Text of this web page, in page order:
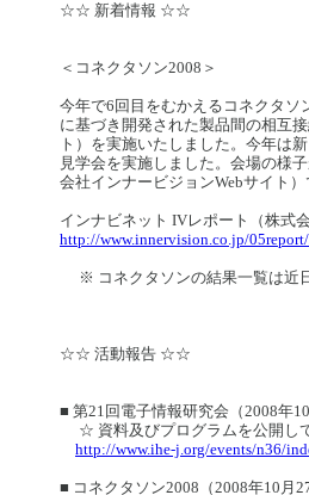
☆☆ 新着情報 ☆☆
＜コネクタソン2008＞
今年で6回目をむかえるコネクタソ
に基づき開発された製品間の相互
ト）を実施いたしました。今年は
見学会を実施しました。会場の様
会社インナービジョンWebサイト）
インナビネット IVレポート（株式
http://www.innervision.co.jp/
※ コネクタソンの結果一覧は近日
☆☆ 活動報告 ☆☆
■ 第21回電子情報研究会（2008年
☆ 資料及びプログラムを公開して
http://www.ihe-j.org/events/n36/
■ コネクタソン2008（2008年10月